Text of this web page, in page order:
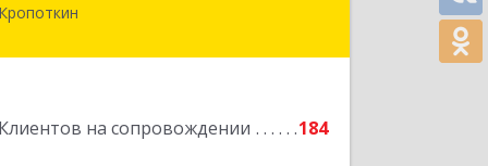
Кропоткин
Клиентов на сопровождении 184
Подробнее